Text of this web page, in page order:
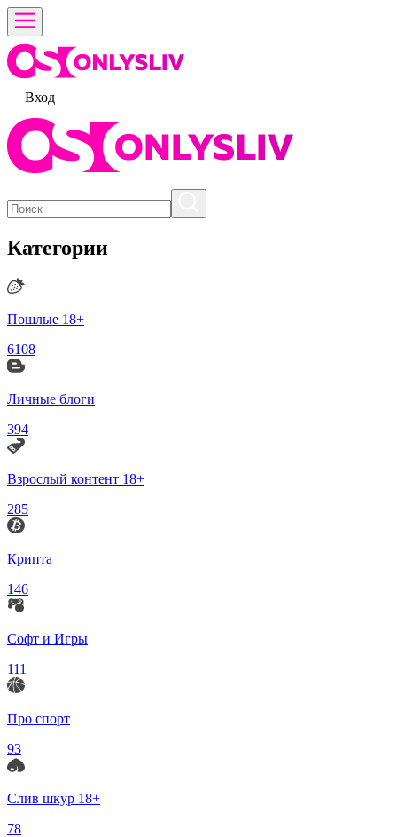
Вход
Категории
Пошлые 18+
6108
Личные блоги
394
Взрослый контент 18+
285
Крипта
146
Софт и Игры
111
Про спорт
93
Слив шкур 18+
78